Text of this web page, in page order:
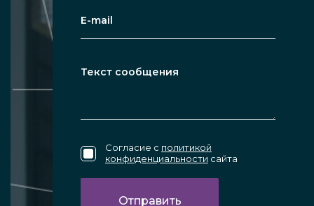
Согласие с политикой
конфиденциальности сайта